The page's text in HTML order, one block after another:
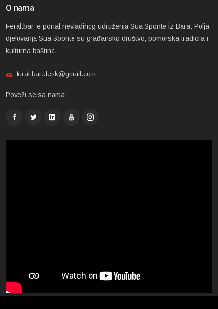
O nama
Feral.bar je portal nevladinog udruženja Sua Sponte iz Bara. Polja
djelovanja Sua Sponte su građansko društvo, pomorska tradicija i
kulturna baština.
feral.bar.desk@gmail.com
Poveži se sa nama: